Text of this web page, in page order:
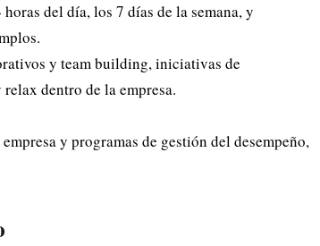
del día, los 7 días de la semana, y
y team building, iniciativas de
dentro de la empresa.
y programas de gestión del desempeño,